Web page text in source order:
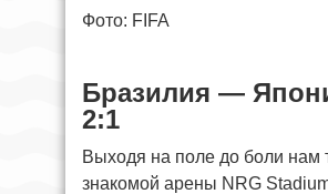
Фото: FIFA
Бразилия —
2:1
Выходя на поле до боли нам
знакомой арены NRG